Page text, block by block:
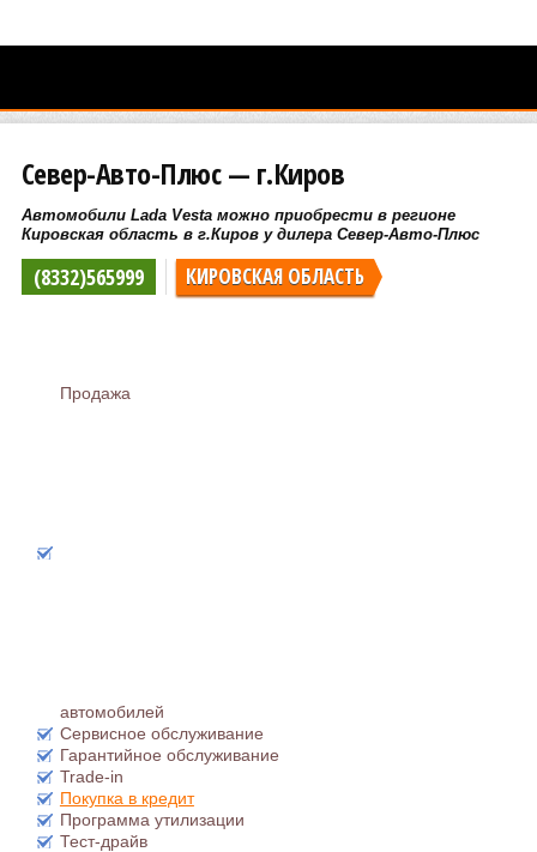
Север-Авто-Плюс — г.Киров
Автомобили Lada Vesta можно приобрести в регионе
Кировская область в г.Киров у дилера Север-Авто-Плюс
(8332)565999 КИРОВСКАЯ ОБЛАСТЬ
Продажа
автомобилей
Сервисное обслуживание
Гарантийное обслуживание
Trade-in
Покупка в кредит
Программа утилизации
Тест-драйв